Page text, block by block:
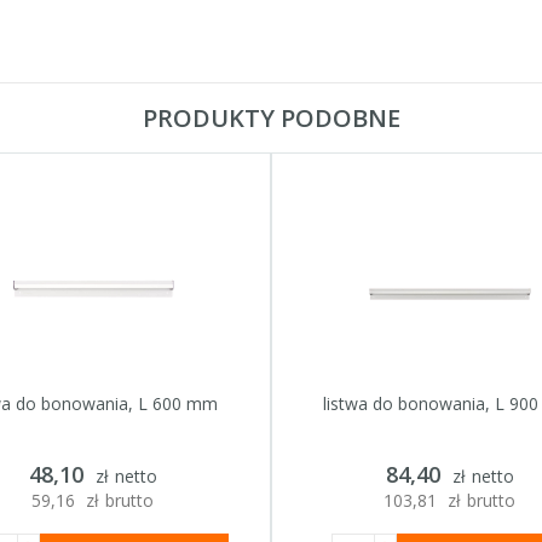
PRODUKTY PODOBNE
do bonowania, L 600 mm
Seria / linia:Stalgast
48,10 zł netto
59,16 zł brutto
listwa do bonowania, L
Seria / linia:Stalgast
84,40 zł netto
103,81
zł brutto